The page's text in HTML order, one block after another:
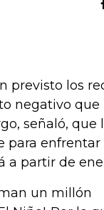
previsto los
negativo que
señaló, que
para enfrentar
a partir de
un millón